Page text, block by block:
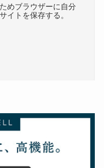
めブラウザーに自分
イトを保存する。